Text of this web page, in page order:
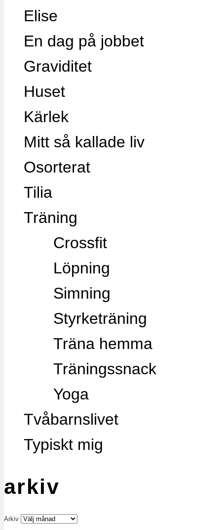
Elise
En dag på jobbet
Graviditet
Huset
Kärlek
Mitt så kallade liv
Osorterat
Tilia
Träning
Crossfit
Löpning
Simning
Styrketräning
Träna hemma
Träningssnack
Yoga
Tvåbarnslivet
Typiskt mig
arkiv
Arkiv